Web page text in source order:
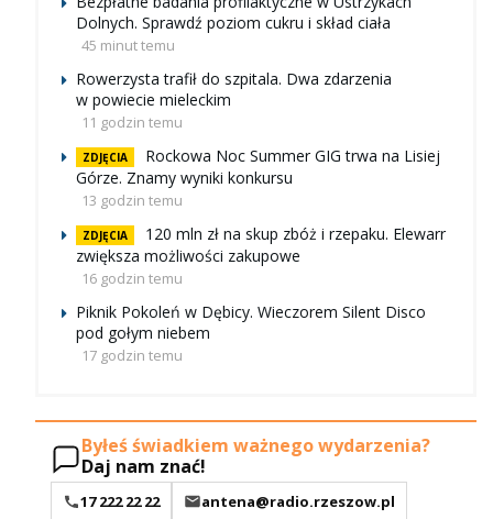
Dolnych. Sprawdź poziom cukru i skład ciała
45 minut temu
Rowerzysta trafił do szpitala. Dwa zdarzenia
w powiecie mieleckim
11 godzin temu
ZDJĘCIA
Rockowa Noc Summer GIG trwa na Lisiej
Górze. Znamy wyniki konkursu
13 godzin temu
ZDJĘCIA
120 mln zł na skup zbóż i rzepaku. Elewarr
zwiększa możliwości zakupowe
16 godzin temu
Piknik Pokoleń w Dębicy. Wieczorem Silent Disco
pod gołym niebem
17 godzin temu
Byłeś świadkiem ważnego wydarzenia?
Daj nam znać!
17 222 22 22
antena@radio.rzeszow.pl